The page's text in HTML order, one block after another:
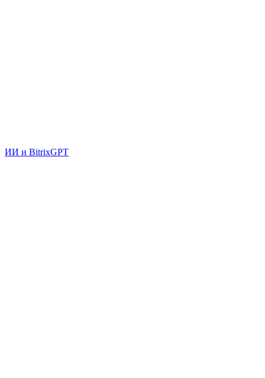
ИИ и BitrixGPT